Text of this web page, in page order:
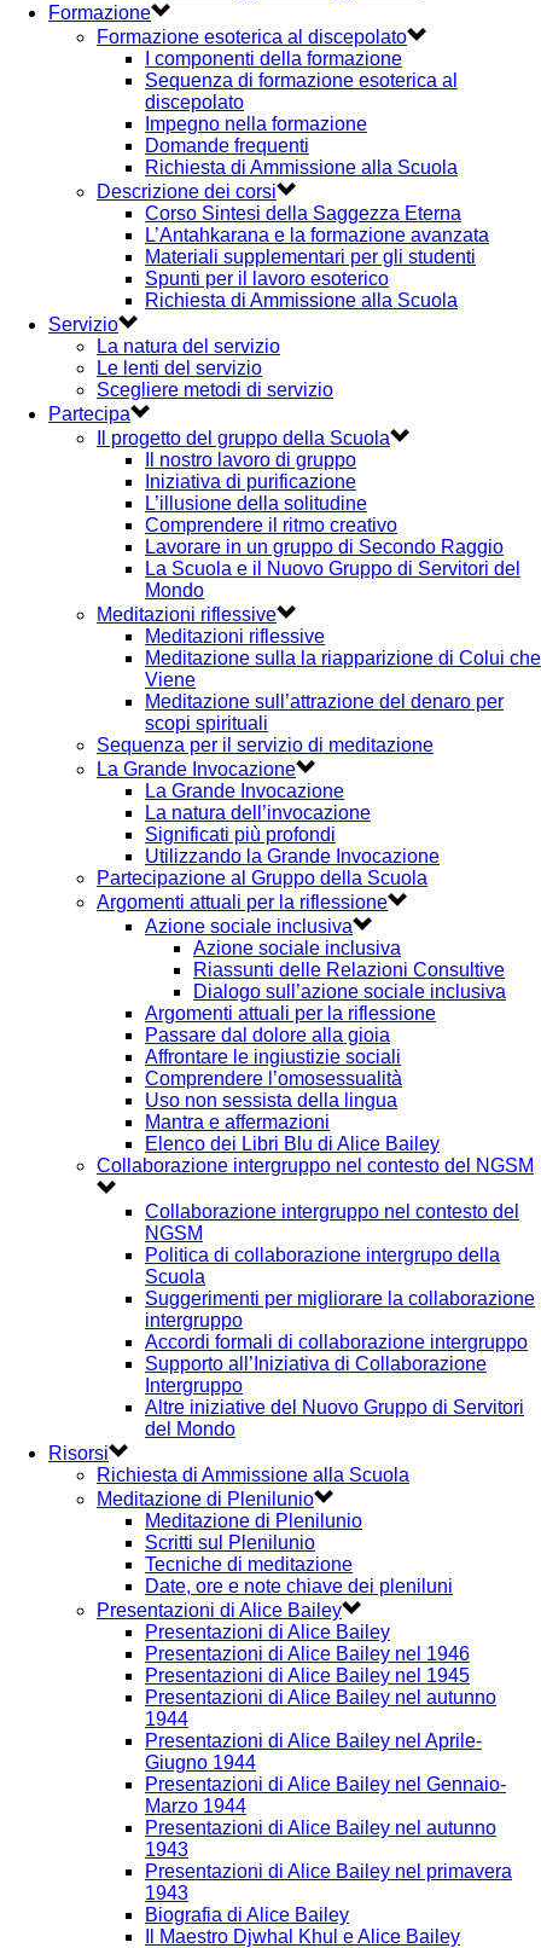
Formazione
Formazione esoterica al discepolato
I componenti della formazione
Sequenza di formazione esoterica al
discepolato
Impegno nella formazione
Domande frequenti
Richiesta di Ammissione alla Scuola
Descrizione dei corsi
Corso Sintesi della Saggezza Eterna
L’Antahkarana e la formazione avanzata
Materiali supplementari per gli studenti
Spunti per il lavoro esoterico
Richiesta di Ammissione alla Scuola
Servizio
La natura del servizio
Le lenti del servizio
Scegliere metodi di servizio
Partecipa
Il progetto del gruppo della Scuola
Il nostro lavoro di gruppo
Iniziativa di purificazione
L’illusione della solitudine
Comprendere il ritmo creativo
Lavorare in un gruppo di Secondo Raggio
La Scuola e il Nuovo Gruppo di Servitori del
Mondo
Meditazioni riflessive
Meditazioni riflessive
Meditazione sulla la riapparizione di Colui che
Viene
Meditazione sull’attrazione del denaro per
scopi spirituali
Sequenza per il servizio di meditazione
La Grande Invocazione
La Grande Invocazione
La natura dell’invocazione
Significati più profondi
Utilizzando la Grande Invocazione
Partecipazione al Gruppo della Scuola
Argomenti attuali per la riflessione
Azione sociale inclusiva
Azione sociale inclusiva
Riassunti delle Relazioni Consultive
Dialogo sull’azione sociale inclusiva
Argomenti attuali per la riflessione
Passare dal dolore alla gioia
Affrontare le ingiustizie sociali
Comprendere l’omosessualità
Uso non sessista della lingua
Mantra e affermazioni
Elenco dei Libri Blu di Alice Bailey
Collaborazione intergruppo nel contesto del NGSM
Collaborazione intergruppo nel contesto del
NGSM
Politica di collaborazione intergrupo della
Scuola
Suggerimenti per migliorare la collaborazione
intergruppo
Accordi formali di collaborazione intergruppo
Supporto all’Iniziativa di Collaborazione
Intergruppo
Altre iniziative del Nuovo Gruppo di Servitori
del Mondo
Risorsi
Richiesta di Ammissione alla Scuola
Meditazione di Plenilunio
Meditazione di Plenilunio
Scritti sul Plenilunio
Tecniche di meditazione
Date, ore e note chiave dei pleniluni
Presentazioni di Alice Bailey
Presentazioni di Alice Bailey
Presentazioni di Alice Bailey nel 1946
Presentazioni di Alice Bailey nel 1945
Presentazioni di Alice Bailey nel autunno
1944
Presentazioni di Alice Bailey nel Aprile-
Giugno 1944
Presentazioni di Alice Bailey nel Gennaio-
Marzo 1944
Presentazioni di Alice Bailey nel autunno
1943
Presentazioni di Alice Bailey nel primavera
1943
Biografia di Alice Bailey
Il Maestro Djwhal Khul e Alice Bailey